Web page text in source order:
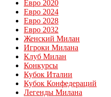
Евро 2020
Евро 2024
Евро 2028
Евро 2032
Женский Милан
Игроки Милана
Клуб Милан
Конкурсы
Кубок Италии
Кубок Конфедераций
Легенды Милана